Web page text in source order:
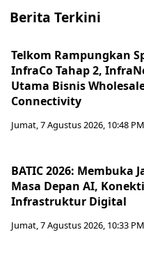
Berita Terkini
Telkom Rampungkan
InfraCo Tahap 2,
Utama Bisnis
Connectivity
Jumat, 7 Agustus 2026, 10:48 PM
BATIC 2026: Membuka
Masa Depan AI,
Infrastruktur Digital
Jumat, 7 Agustus 2026, 10:33 PM